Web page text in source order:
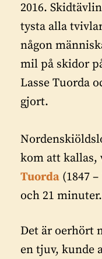
2016.
tysta alla
någon
mil på skidor
Lasse Tuorda
gjort.
kom att kallas,
Tuorda (1847
och 21 minuter.
Det är oerhört
en tjuv, kunde